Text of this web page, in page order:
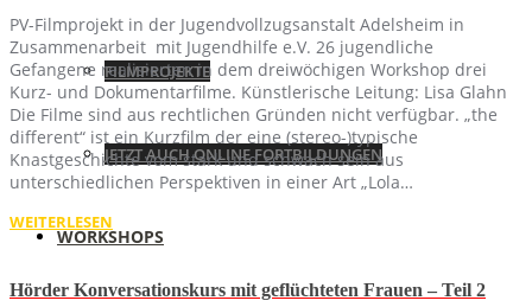
FILMPROJEKTE
JETZT AUCH ONLINE FORTBILDUNGEN
WORKSHOPS
PV-Filmprojekt in der Jugendvollzugsanstalt Adelsheim in
Zusammenarbeit mit Jugendhilfe e.V. 26 jugendliche
Gefangene realisierten in dem dreiwöchigen Workshop drei
Kurz- und Dokumentarfilme. Künstlerische Leitung: Lisa Glahn
Die Filme sind aus rechtlichen Gründen nicht verfügbar. „the
different“ ist ein Kurzfilm der eine (stereo-)typische
Knastgeschichte vom stark und schwach sein aus
unterschiedlichen Perspektiven in einer Art „Lola…
WEITERLESEN
Hörder Konversationskurs mit geflüchteten Frauen – Teil 2